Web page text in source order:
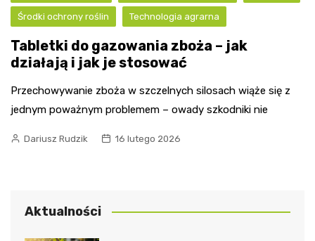
Środki ochrony roślin Technologia agrarna
Tabletki do gazowania zboża – jak
działają i jak je stosować
Przechowywanie zboża w szczelnych silosach wiąże się z
jednym poważnym problemem – owady szkodniki nie
Dariusz Rudzik 16 lutego 2026
Aktualności